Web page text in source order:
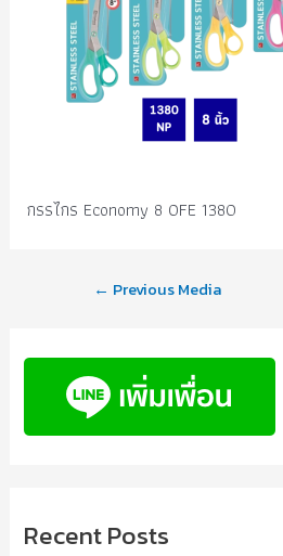
กรรไกร Economy 8 OFE 1380
← Previous Media
Recent Posts